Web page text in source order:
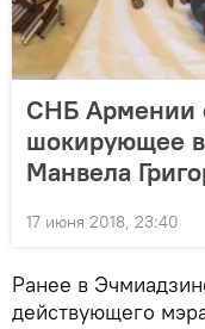
СНБ Армении
шокирующее
Манвела
17 июня 2018, 23:40
Ранее в
действующего